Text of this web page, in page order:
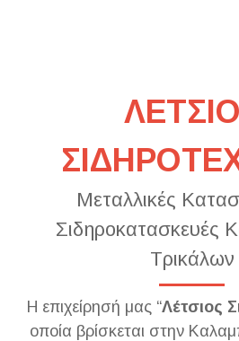
Μεταλλικές
Σιδηροκατασκευές
Τρικάλων
Η επιχείρησή μας “Λέτσιος
οποία βρίσκεται στην